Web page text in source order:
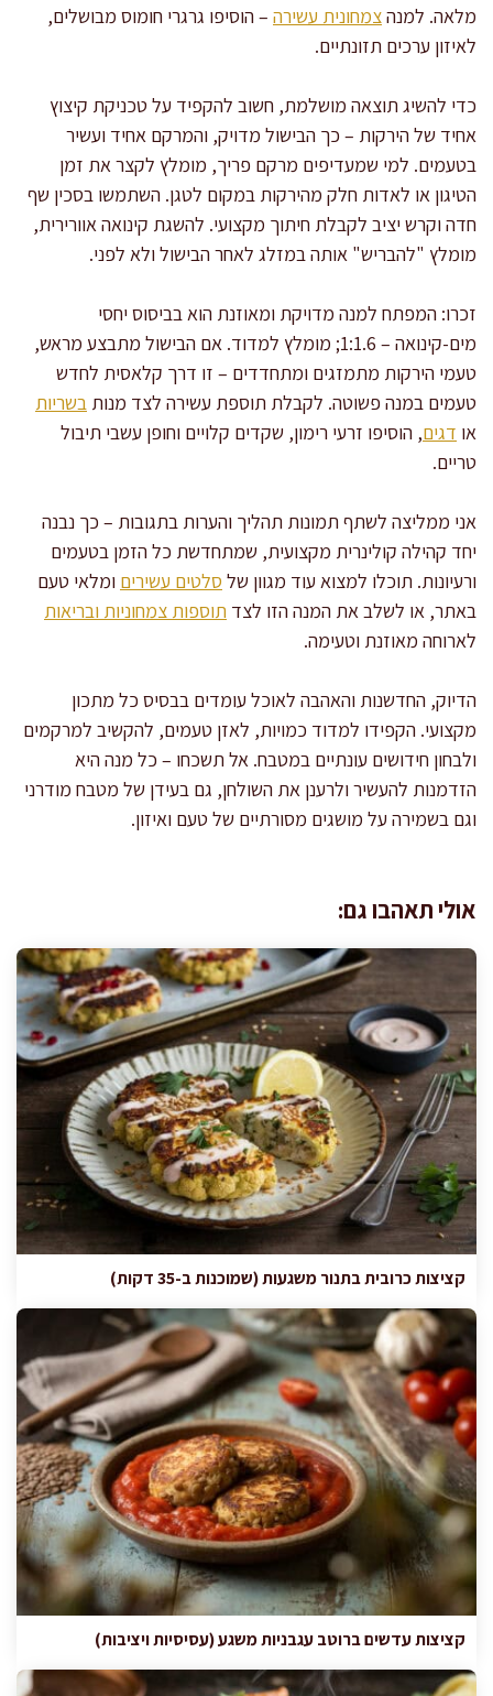
מלאה. למנהצמחונית עשירה – הוסיפו גרגרי חומוס מבושלים,
לאיזון ערכים תזונתיים.
כדי להשיג תוצאה מושלמת, חשוב להקפיד על טכניקת קיצוץ
אחיד של הירקות – כך הבישול מדויק, והמרקם אחיד ועשיר
בטעמים. למי שמעדיפים מרקם פריך, מומלץ לקצר את זמן
הטיגון או לאדות חלק מהירקות במקום לטגן. השתמשו בסכין שף
חדה וקרש יציב לקבלת חיתוך מקצועי. להשגת קינואה אוורירית,
מומלץ "להבריש" אותה במזלג לאחר הבישול ולא לפני.
זכרו: המפתח למנה מדויקת ומאוזנת הוא בביסוס יחסי
מים-קינואה – 1:1.6; מומלץ למדוד. אם הבישול מתבצע מראש,
טעמי הירקות מתמזגים ומתחדדים – זו דרך קלאסית לחדש
טעמים במנה פשוטה. לקבלת תוספת עשירה לצד מנות בשריות
או דגים, הוסיפו זרעי רימון, שקדים קלויים וחופן עשבי תיבול
טריים.
אני ממליצה לשתף תמונות תהליך והערות בתגובות – כך נבנה
יחד קהילה קולינרית מקצועית, שמתחדשת כל הזמן בטעמים
ורעיונות. תוכלו למצוא עוד מגוון של סלטים עשירים ומלאי טעם
באתר, או לשלב את המנה הזו לצד תוספות צמחוניות ובריאות
לארוחה מאוזנת וטעימה.
הדיוק, החדשנות והאהבה לאוכל עומדים בבסיס כל מתכון
מקצועי. הקפידו למדוד כמויות, לאזן טעמים, להקשיב למרקמים
ולבחון חידושים עונתיים במטבח. אל תשכחו – כל מנה היא
הזדמנות להעשיר ולרענן את השולחן, גם בעידן של מטבח מודרני
וגם בשמירה על מושגים מסורתיים של טעם ואיזון.
אולי תאהבו גם:
קציצות כרובית בתנור משגעות (שמוכנות ב-35 דקות)
קציצות עדשים ברוטב עגבניות משגע (עסיסיות ויציבות)